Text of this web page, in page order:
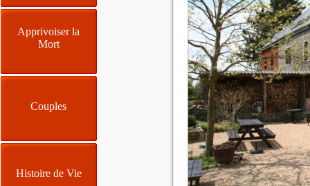
Apprivoiser la
Mort
Couples
Histoire de Vie